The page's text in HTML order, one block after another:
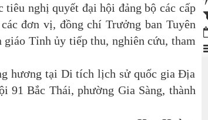
nghị quyết đại hội đảng bộ các cấp
đơn vị, đồng chí Trưởng ban Tuyên
giáo Tỉnh ủy tiếp thu, nghiên cứu, tham
hương tại Di tích lịch sử quốc gia Địa
91 Bắc Thái, phường Gia Sàng, thành